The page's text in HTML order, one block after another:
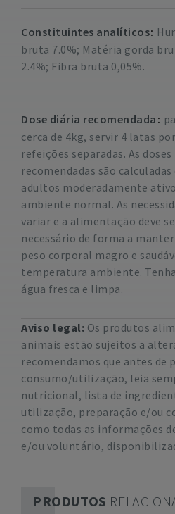
Constituintes analíticos
bruta 7.0%; Matéria gorda
2.4%; Fibra bruta 0,05%.
Dose diária recomendada
cerca de 4kg, servir 4 latas
refeições separadas. As doses
recomendadas são
adultos moderadamente
ambiente normal. As
variar e a alimentação deve
necessário de forma a
peso corporal magro e
temperatura ambiente.
água fresca e limpa.
Aviso legal: Os produtos
animais estão sujeitos a
recomendamos que antes de
consumo/utilização, leia
nutricional, lista de
utilização, preparação e/ou
como todas as informações
e/ou voluntário,
PRODUTOS